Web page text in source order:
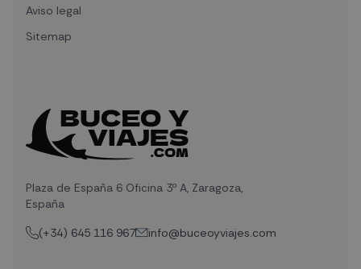
Aviso legal
Sitemap
Plaza de España 6 Oficina 3º A, Zaragoza,
España
(+34) 645 116 967
info@buceoyviajes.com